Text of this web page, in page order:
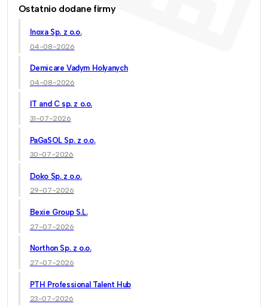
Ostatnio dodane firmy
Inoxa Sp. z o.o.
04-08-2026
Demicare Vadym Holyanych
04-08-2026
IT and C sp. z o.o.
31-07-2026
PaGaSOL Sp. z o.o.
30-07-2026
Doko Sp. z o.o.
29-07-2026
Bexie Group S.L.
27-07-2026
Northon Sp. z o.o.
27-07-2026
PTH Professional Talent Hub
23-07-2026